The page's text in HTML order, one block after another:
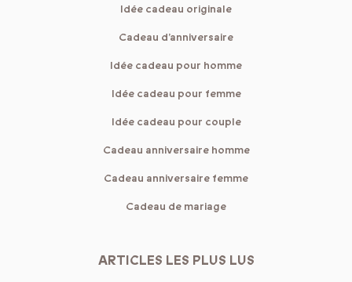
Idée cadeau originale
Cadeau d’anniversaire
Idée cadeau pour homme
Idée cadeau pour femme
Idée cadeau pour couple
Cadeau anniversaire homme
Cadeau anniversaire femme
Cadeau de mariage
ARTICLES LES PLUS LUS